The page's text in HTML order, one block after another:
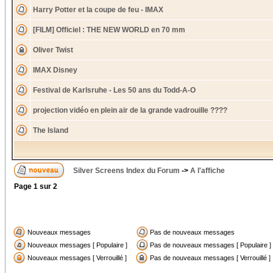
Harry Potter et la coupe de feu - IMAX
[FILM] Officiel : THE NEW WORLD en 70 mm
Oliver Twist
IMAX Disney
Festival de Karlsruhe - Les 50 ans du Todd-A-O
projection vidéo en plein air de la grande vadrouille ????
The Island
Silver Screens Index du Forum -> A l'affiche
Page 1 sur 2
Nouveaux messages
Pas de nouveaux messages
Nouveaux messages [ Populaire ]
Pas de nouveaux messages [ Populaire ]
Nouveaux messages [ Verrouillé ]
Pas de nouveaux messages [ Verrouillé ]